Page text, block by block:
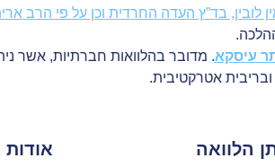
לובין, בד”ץ העדה החרדית וכן על פי הרב
עיסקא. מדובר בהלוואות חברתיות, אשר
אטרקטיבית.
הלוואה